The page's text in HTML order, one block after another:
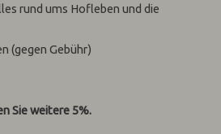
rund ums Hofleben und die
(gegen Gebühr)
Sie weitere 5%.